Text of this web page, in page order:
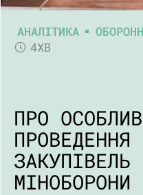
АНАЛІТИКА
4ХВ
ПРО
ПРОВЕДЕННЯ
ЗАКУПІВЕЛЬ
МІНОБОРОНИ